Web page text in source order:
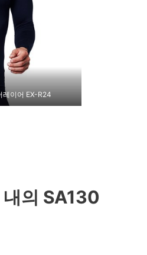
레이어 EX-R24
내의 SA130